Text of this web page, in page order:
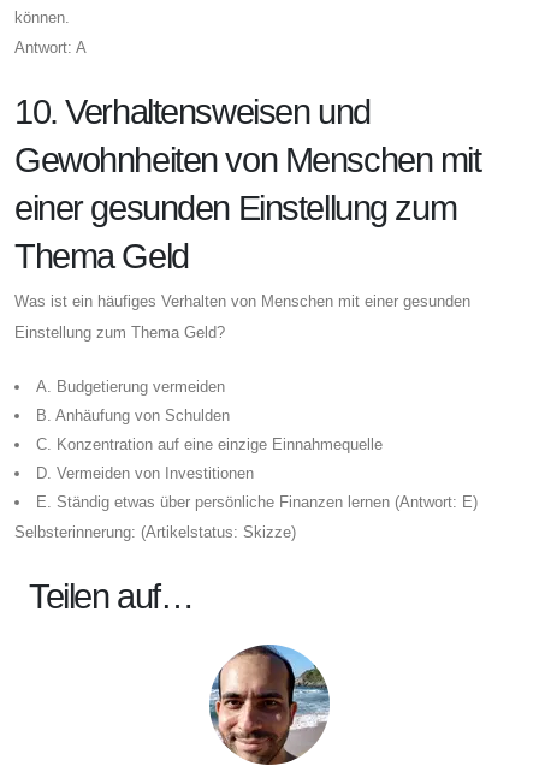
können.
Antwort: A
10. Verhaltensweisen und
Gewohnheiten von Menschen mit
einer gesunden Einstellung zum
Thema Geld
Was ist ein häufiges Verhalten von Menschen mit einer gesunden
Einstellung zum Thema Geld?
A. Budgetierung vermeiden
B. Anhäufung von Schulden
C. Konzentration auf eine einzige Einnahmequelle
D. Vermeiden von Investitionen
E. Ständig etwas über persönliche Finanzen lernen (Antwort: E)
Selbsterinnerung: (Artikelstatus: Skizze)
Teilen auf…